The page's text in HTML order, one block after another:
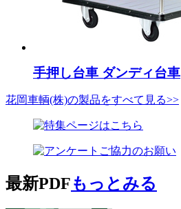
手押し台車 ダンディ台車
花岡車輌(株)の製品をすべて見る>>
最新PDFもっとみる